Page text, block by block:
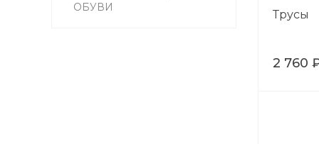
ОБУВИ
Трусы
2 760